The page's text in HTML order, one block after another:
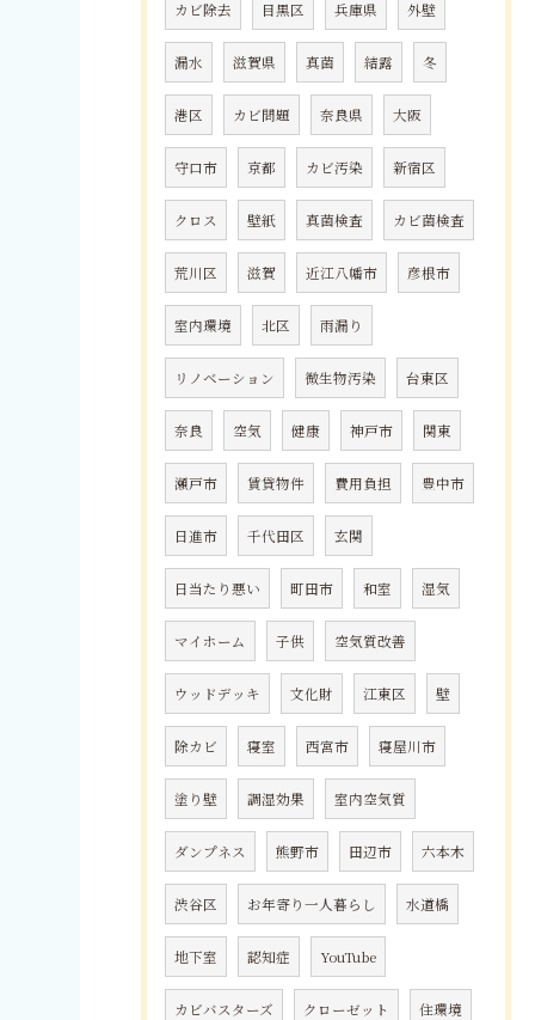
カビ除去 目黒区 兵庫県 外壁
漏水 滋賀県 真菌 結露 冬
港区 カビ問題 奈良県 大阪
守口市 京都 カビ汚染 新宿区
クロス 壁紙 真菌検査 カビ菌検査
荒川区 滋賀 近江八幡市 彦根市
室内環境 北区 雨漏り
リノベーション 微生物汚染 台東区
奈良 空気 健康 神戸市 関東
瀬戸市 賃貸物件 費用負担 豊中市
日進市 千代田区 玄関
日当たり悪い 町田市 和室 湿気
マイホーム 子供 空気質改善
ウッドデッキ 文化財 江東区 壁
除カビ 寝室 西宮市 寝屋川市
塗り壁 調湿効果 室内空気質
ダンプネス 熊野市 田辺市 六本木
渋谷区 お年寄り一人暮らし 水道橋
地下室 認知症 YouTube
カビバスターズ クローゼット 住環境